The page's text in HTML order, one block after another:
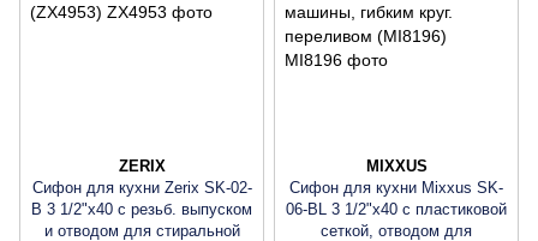
ZERIX
Сифон для кухни Zerix SK-02-
B 3 1/2"x40 с резьб. выпуском
и отводом для стиральной
MIXXUS
Сифон для кухни Mixxus SK-
06-BL 3 1/2"x40 с пластиковой
сеткой, отводом для